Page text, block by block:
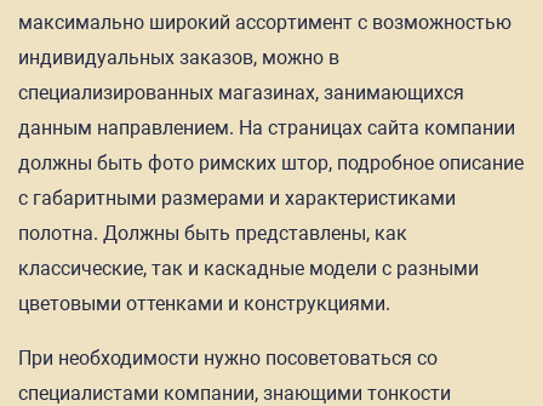
максимально широкий ассортимент с возможностью
индивидуальных заказов, можно в
специализированных магазинах, занимающихся
данным направлением. На страницах сайта компании
должны быть фото римских штор, подробное описание
с габаритными размерами и характеристиками
полотна. Должны быть представлены, как
классические, так и каскадные модели с разными
цветовыми оттенками и конструкциями.
При необходимости нужно посоветоваться со
специалистами компании, знающими тонкости